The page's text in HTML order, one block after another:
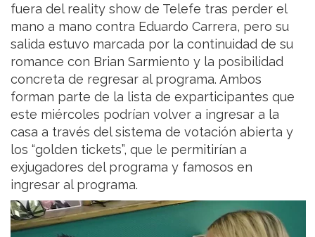
fuera del reality show de Telefe tras perder el
mano a mano contra Eduardo Carrera, pero su
salida estuvo marcada por la continuidad de su
romance con Brian Sarmiento y la posibilidad
concreta de regresar al programa. Ambos
forman parte de la lista de exparticipantes que
este miércoles podrían volver a ingresar a la
casa a través del sistema de votación abierta y
los “golden tickets”, que le permitirían a
exjugadores del programa y famosos en
ingresar al programa.